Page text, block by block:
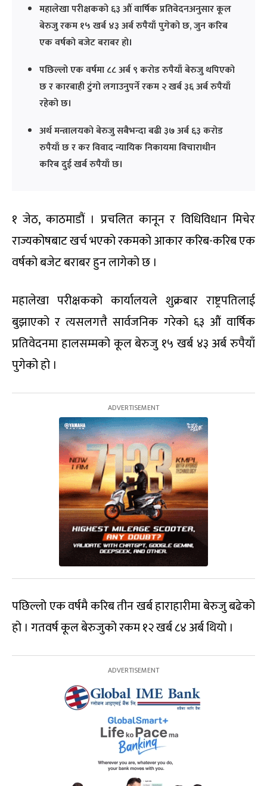
महालेखा परीक्षकको ६३ औं वार्षिक प्रतिवेदनअनुसार कूल
बेरुजु रकम १५ खर्ब ४३ अर्ब रुपैयाँ पुगेको छ, जुन करिब
एक वर्षको बजेट बराबर हो।
पछिल्लो एक वर्षमा ८८ अर्ब ९ करोड रुपैयाँ बेरुजु थपिएको
छ र कारबाही टुंगो लगाउनुपर्ने रकम २ खर्ब ३६ अर्ब रुपैयाँ
रहेको छ।
अर्थ मन्त्रालयको बेरुजु सबैभन्दा बढी ३७ अर्ब ६३ करोड
रुपैयाँ छ र कर विवाद न्यायिक निकायमा विचाराधीन
करिब दुई खर्ब रुपैयाँ छ।
१ जेठ, काठमाडौं । प्रचलित कानून र विधिविधान मिचेर
राज्यकोषबाट खर्च भएको रकमको आकार करिब-करिब एक
वर्षको बजेट बराबर हुन लागेको छ ।
महालेखा परीक्षकको कार्यालयले शुक्रबार राष्ट्रपतिलाई
बुझाएको र त्यसलगत्तै सार्वजनिक गरेको ६३ औं वार्षिक
प्रतिवेदनमा हालसम्मको कूल बेरुजु १५ खर्ब ४३ अर्ब रुपैयाँ
पुगेको हो ।
पछिल्लो एक वर्षमै करिब तीन खर्ब हाराहारीमा बेरुजु बढेको
हो । गतवर्ष क‍ूल बेरुजुको रकम १२ खर्ब ८४ अर्ब थियो ।